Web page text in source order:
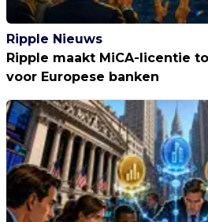
Ripple Nieuws
Ripple maakt MiCA-licentie
voor Europese banken